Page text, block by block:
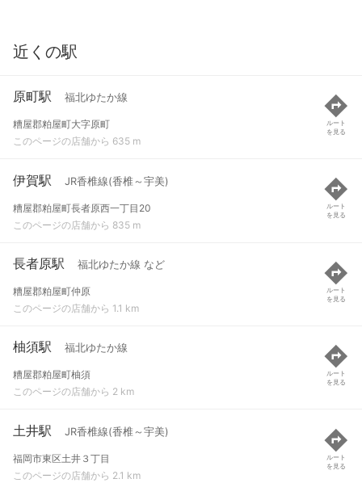
近くの駅
原町駅 福北ゆたか線
糟屋郡粕屋町大字原町
このページの店舗から 635 m
ルート
を見る
伊賀駅 JR香椎線(香椎～宇美)
糟屋郡粕屋町長者原西一丁目20
このページの店舗から 835 m
ルート
を見る
長者原駅 福北ゆたか線 など
糟屋郡粕屋町仲原
このページの店舗から 1.1 km
ルート
を見る
柚須駅 福北ゆたか線
糟屋郡粕屋町柚須
このページの店舗から 2 km
ルート
を見る
土井駅 JR香椎線(香椎～宇美)
福岡市東区土井３丁目
このページの店舗から 2.1 km
ルート
を見る